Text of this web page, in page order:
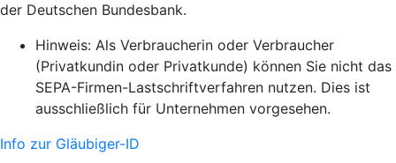
der Deutschen Bundesbank.
Hinweis: Als Verbraucherin oder Verbraucher
(Privatkundin oder Privatkunde) können Sie nicht das
SEPA-Firmen-Lastschriftverfahren nutzen. Dies ist
ausschließlich für Unternehmen vorgesehen.
Info zur Gläubiger-ID